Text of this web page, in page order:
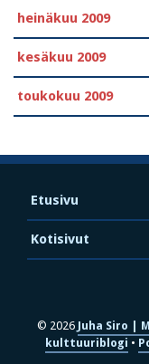
heinäkuu 2009
kesäkuu 2009
toukokuu 2009
Etusivu
Kotisivut
© 2026 Juha Siro |
kulttuuriblogi